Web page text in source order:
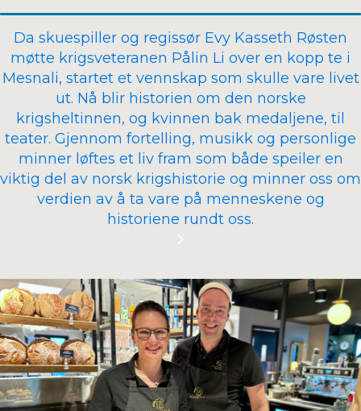
Da skuespiller og regissør Evy Kasseth Røsten
møtte krigsveteranen Pålin Li over en kopp te i
Mesnali, startet et vennskap som skulle vare livet
ut. Nå blir historien om den norske
krigsheltinnen, og kvinnen bak medaljene, til
teater. Gjennom fortelling, musikk og personlige
minner løftes et liv fram som både speiler en
viktig del av norsk krigshistorie og minner oss om
verdien av å ta vare på menneskene og
historiene rundt oss.